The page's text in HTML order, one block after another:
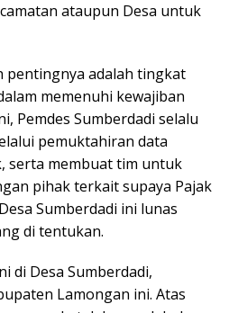
ataupun Desa untuk
pentingnya adalah tingkat
memenuhi kewajiban
Pemdes Sumberdadi selalu
pemuktahiran data
serta membuat tim untuk
pihak terkait supaya Pajak
Sumberdadi ini lunas
di tentukan.
di Desa Sumberdadi,
Lamongan ini. Atas